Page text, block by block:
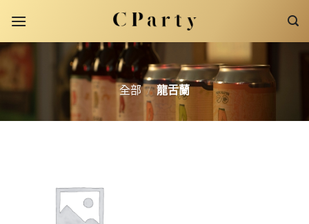
content
全部 / 龍舌蘭